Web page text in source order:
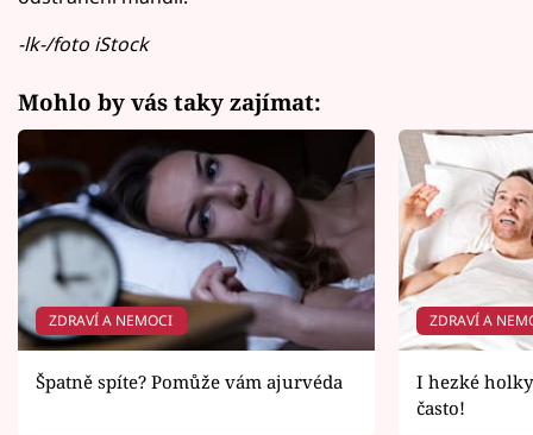
-lk-/foto iStock
Mohlo by vás taky zajímat:
ZDRAVÍ A NEMOCI
Špatně spíte? Pomůže vám ajurvéda
ZDRAVÍ A
I hezké
často!